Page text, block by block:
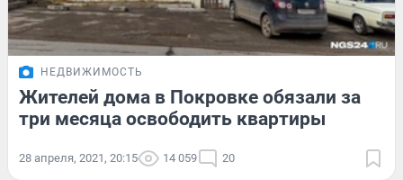
НЕДВИЖИМОСТЬ
Жителей дома в Покровке обязали за
три месяца освободить квартиры
28 апреля, 2021, 20:15 14 059 20